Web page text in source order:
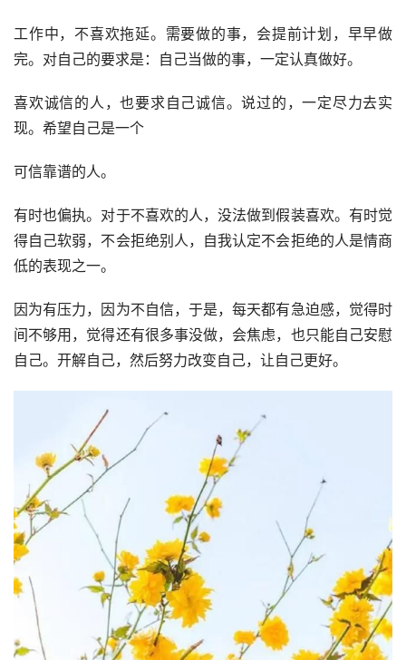
工作中，不喜欢拖延。需要做的事，会提前计划，早早做
完。对自己的要求是：自己当做的事，一定认真做好。
喜欢诚信的人，也要求自己诚信。说过的，一定尽力去实
现。希望自己是一个
可信靠谱的人。
有时也偏执。对于不喜欢的人，没法做到假装喜欢。有时觉
得自己软弱，不会拒绝别人，自我认定不会拒绝的人是情商
低的表现之一。
因为有压力，因为不自信，于是，每天都有急迫感，觉得时
间不够用，觉得还有很多事没做，会焦虑，也只能自己安慰
自己。开解自己，然后努力改变自己，让自己更好。